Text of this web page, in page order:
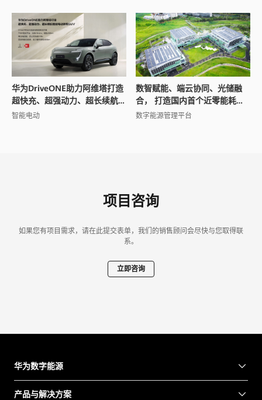
华为DriveONE助力阿维塔打造
超快充、超强动力、超长续航
智能电动轿跑SUV
智能电动
数智赋能、端云协同、光储融
合， 打造国内首个近零能耗场
馆
数字能源管理平台
项目咨询
如果您有项目需求，请在此提交表单，我们的销售顾问会尽快与您取得联
系。
立即咨询
华为数字能源
产品与解决方案